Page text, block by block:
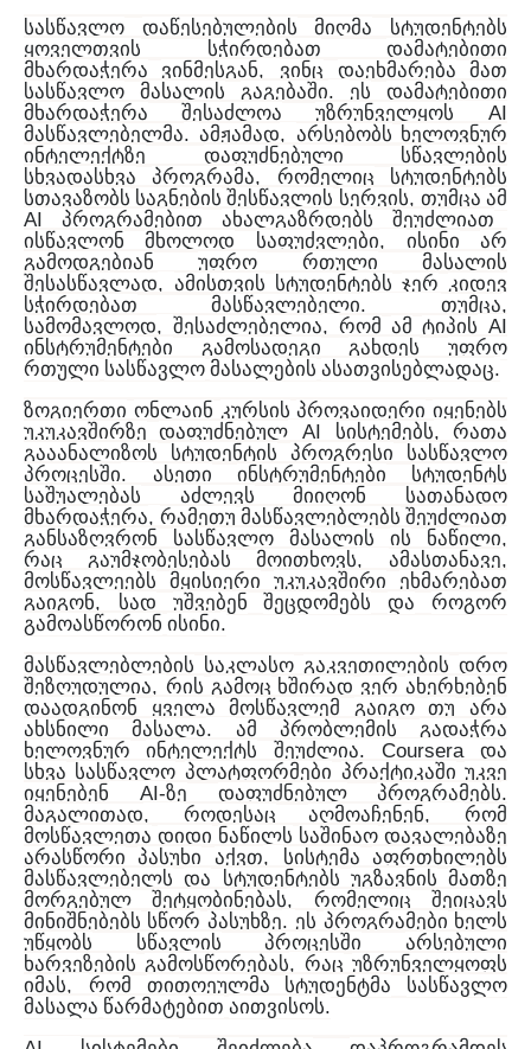
სასწავლო დაწესებულების მიღმა
სტუდენტებს
ყოველთვის
სჭირდებათ
დამატებითი
მხარდაჭერა
ვინმესგან, ვინც დაეხმარება
მათ
სასწავლო
მასალის გაგებაში. ეს
დამატებითი
მხარდაჭერა
შესაძლოა უზრუნველყოს AI
მასწავლებელმა.ამჟამად, არსებობს ხელოვნურ
ინტელექტზე
დაფუძნებული
სწავლების
სხვადასხვა
პროგრამა,რომელიც
სტუდენტებს
სთავაზობს საგნების შესწავლის სერვის, თუმცა ამ
AIპროგრამებით ახალგაზრდებს
შეუძლიათ
ისწავლონ
მხოლოდ საფუძვლები, ისინი
არ
გამოდგებიან
უფრო რთული
მასალის
შესასწავლად, ამისთვის სტუდენტებს ჯერ კიდევ
სჭირდებათ
მასწავლებელი.თუმცა,
სამომავლოდ, შესაძლებელია, რომ ამ ტიპის AI
ინსტრუმენტები გამოსადეგი გახდეს
უფრო
რთული სასწავლო მასალების ასათვისებლადაც.
ზოგიერთი ონლაინ კურსის პროვაიდერი იყენებს
უკუკავშირზე
დაფუძნებულ AI სისტემებს,რათა
გააანალიზოს
სტუდენტის პროგრესი
სასწავლო
პროცესში. ასეთი ინსტრუმენტები
სტუდენტს
საშუალებას
აძლევს მიიღონ
სათანადო
მხარდაჭერა, რამეთუ მასწავლებლებს შეუძლიათ
განსაზღვრონ
სასწავლო მასალის ის ნაწილი,
რაც გაუმჯობესებას მოითხოვს,ამასთანავე,
მოსწავლეებს მყისიერი უკუკავშირი
ეხმარებათ
გაიგონ, სად უშვებენ შეცდომებს და
როგორ
გამოასწორონ ისინი.
მასწავლებლების საკლასო გაკვეთილების დრო
შეზღუდულია, რის გამოც ხშირად ვერ ახერხებენ
დაადგინონ
ყველა მოსწავლემ გაიგო თუ
არა
ახსნილი
მასალა. ამ პრობლემის
გადაჭრა
ხელოვნურ
ინტელექტს შეუძლია. Courseraდა
სხვა სასწავლო პლატფორმები პრაქტიკაში უკვე
იყენებენ AI-ზე დაფუძნებულ პროგრამებს.
მაგალითად, როდესაც აღმოაჩენენ,რომ
მოსწავლეთა დიდი ნაწილს საშინაო დავალებაზე
არასწორი
პასუხი აქვთ, სისტემა აფრთხილებს
მასწავლებელს და სტუდენტებს უგზავნის მათზე
მორგებულ
შეტყობინებას,რომელიც
შეიცავს
მინიშნებებს სწორ პასუხზე. ეს პროგრამები ხელს
უწყობს
სწავლის პროცესში
არსებული
ხარვეზების გამოსწორებას,რაც უზრუნველყოფს
იმას, რომ თითოეულმა სტუდენტმა
სასწავლო
მასალა წარმატებით აითვისოს.